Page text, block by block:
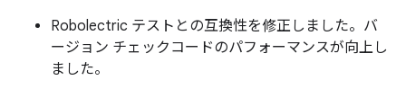
Robolectric テストとの互換性を修正しました。バ
ージョン チェックコードのパフォーマンスが向上し
ました。